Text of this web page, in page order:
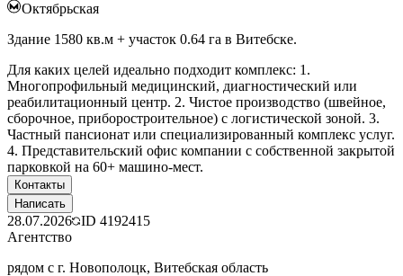
Октябрьская
Здание 1580 кв.м + участок 0.64 га в Витебске.
Для каких целей идеально подходит комплекс: 1.
Многопрофильный медицинский, диагностический или
реабилитационный центр. 2. Чистое производство (швейное,
сборочное, приборостроительное) с логистической зоной. 3.
Частный пансионат или специализированный комплекс услуг.
4. Представительский офис компании с собственной закрытой
парковкой на 60+ машино-мест.
Контакты
Написать
28.07.2026 ID 4192415
Агентство
рядом с г. Новополоцк, Витебская область